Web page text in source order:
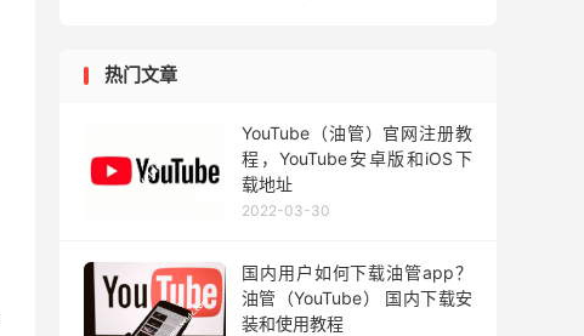
热门文章
YouTube（油管）官网注册教
程，YouTube安卓版和iOS下
载地址
2022-03-30
国内用户如何下载油管app？
油管（YouTube） 国内下载安
装和使用教程